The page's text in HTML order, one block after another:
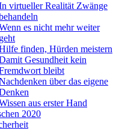
virtueller Realität Zwänge
es nicht mehr weiter
geht
finden, Hürden meistern
Gesundheit kein
bleibt
über das eigene
aus erster Hand
2020